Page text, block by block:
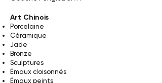
Art Chinois
Porcelaine
Céramique
Jade
Bronze
Sculptures
Émaux cloisonnés
Émaux peints